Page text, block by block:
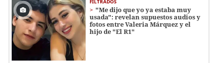
FILTRADOS
"Me dijo que yo ya estaba muy
usada": revelan supuestos audios y
fotos entre Valeria Márquez y el
hijo de "El R1"